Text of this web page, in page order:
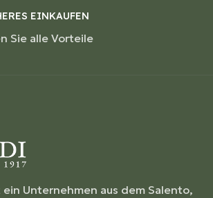
EINKAUFEN
Sie alle Vorteile
Unternehmen aus dem Salento,